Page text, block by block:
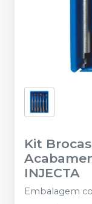
Kit
INJECTA
Embalagem